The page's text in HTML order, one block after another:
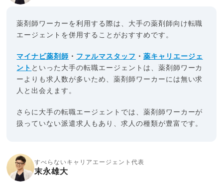
薬剤師ワーカーを利用する際は、大手の薬剤師向け転職
エージェントを併用することがおすすめです。
マイナビ薬剤師 ・ ファルマスタッフ ・ 薬キャリエージェ
ント といった大手の転職エージェントは、薬剤師ワーカ
ーよりも求人数が多いため、薬剤師ワーカーには無い求
人と出会えます。
さらに大手の転職エージェントでは、薬剤師ワーカーが
扱っていない派遣求人もあり、求人の種類が豊富です。
すべらないキャリアエージェント代表
末永雄大